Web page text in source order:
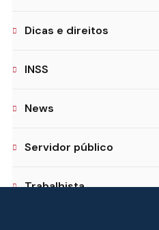
Dicas e direitos
INSS
News
Servidor público
Trabalhista